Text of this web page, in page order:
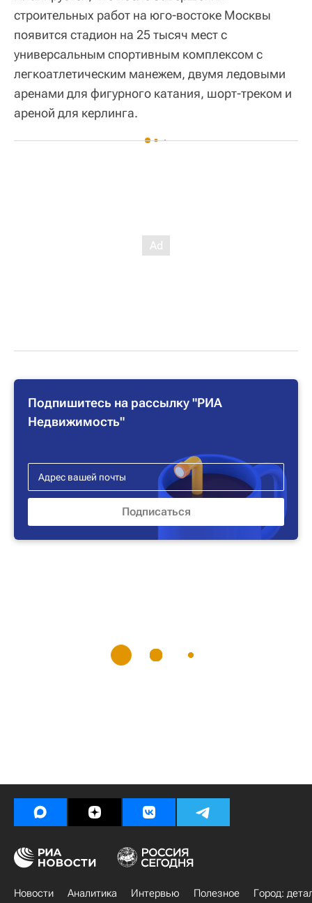
строительных работ на юго-востоке Москвы
появится стадион на 25 тысяч мест с
универсальным спортивным комплексом с
легкоатлетическим манежем, двумя ледовыми
аренами для фигурного катания, шорт-треком и
ареной для керлинга.
Подпишитесь на рассылку "РИА
Недвижимость"
Новости Аналитика Интервью Полезное
Город: